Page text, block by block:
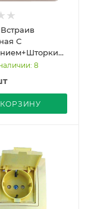
С
16А 250В
Schneider
8